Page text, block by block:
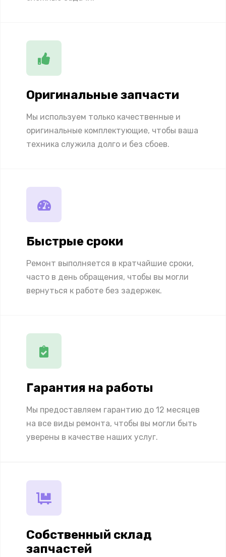
Оригинальные запчасти
Мы используем только качественные и
оригинальные комплектующие, чтобы ваша
техника служила долго и без сбоев.
Быстрые сроки
Ремонт выполняется в кратчайшие сроки,
часто в день обращения, чтобы вы могли
вернуться к работе без задержек.
Гарантия на работы
Мы предоставляем гарантию до 12 месяцев
на все виды ремонта, чтобы вы могли быть
уверены в качестве наших услуг.
Собственный склад
запчастей